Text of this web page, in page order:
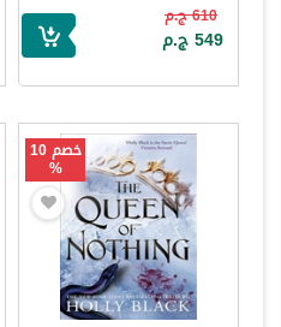
610 ج.م
549 ج.م
خصم 10
%